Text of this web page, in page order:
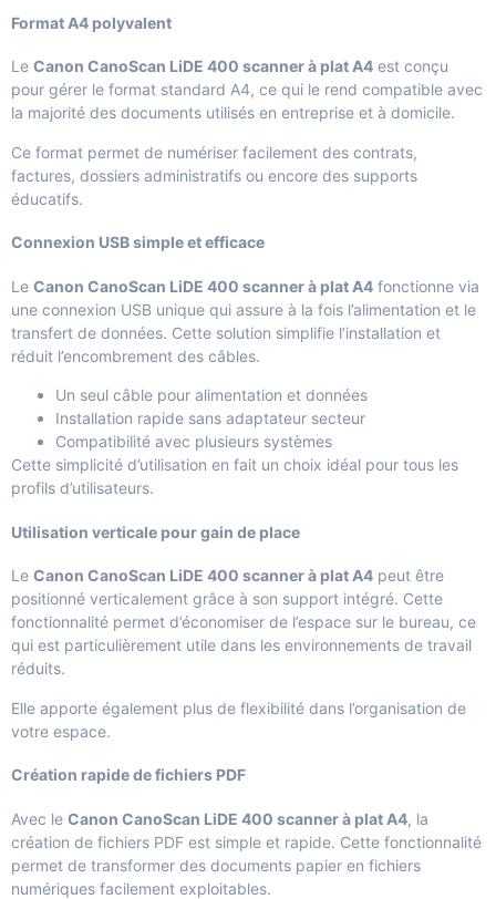
Format A4 polyvalent
Le Canon CanoScan LiDE 400 scanner à plat A4 est conçu
pour gérer le format standard A4, ce qui le rend compatible avec
la majorité des documents utilisés en entreprise et à domicile.
Ce format permet de numériser facilement des contrats,
factures, dossiers administratifs ou encore des supports
éducatifs.
Connexion USB simple et efficace
Le Canon CanoScan LiDE 400 scanner à plat A4 fonctionne via
une connexion USB unique qui assure à la fois l’alimentation et le
transfert de données. Cette solution simplifie l’installation et
réduit l’encombrement des câbles.
Un seul câble pour alimentation et données
Installation rapide sans adaptateur secteur
Compatibilité avec plusieurs systèmes
Cette simplicité d’utilisation en fait un choix idéal pour tous les
profils d’utilisateurs.
Utilisation verticale pour gain de place
Le Canon CanoScan LiDE 400 scanner à plat A4 peut être
positionné verticalement grâce à son support intégré. Cette
fonctionnalité permet d’économiser de l’espace sur le bureau, ce
qui est particulièrement utile dans les environnements de travail
réduits.
Elle apporte également plus de flexibilité dans l’organisation de
votre espace.
Création rapide de fichiers PDF
Avec le Canon CanoScan LiDE 400 scanner à plat A4, la
création de fichiers PDF est simple et rapide. Cette fonctionnalité
permet de transformer des documents papier en fichiers
numériques facilement exploitables.